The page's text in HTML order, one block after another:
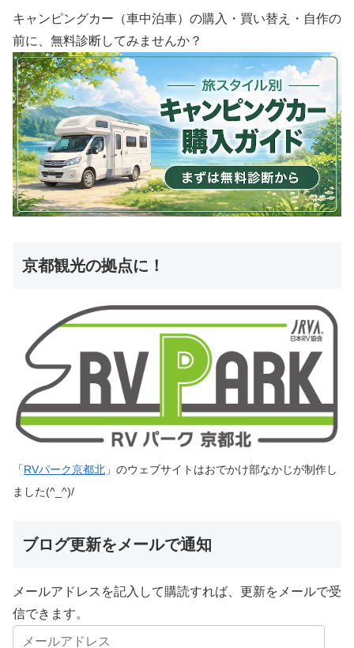
キャンピングカー（車中泊車）の購入・買い替え・自作の
前に、無料診断してみませんか？
京都観光の拠点に！
「RVパーク京都北 」のウェブサイトはおでかけ部なかじが制作し
ました(^_^)/
ブログ更新をメールで通知
メールアドレスを記入して購読すれば、更新をメールで受
信できます。